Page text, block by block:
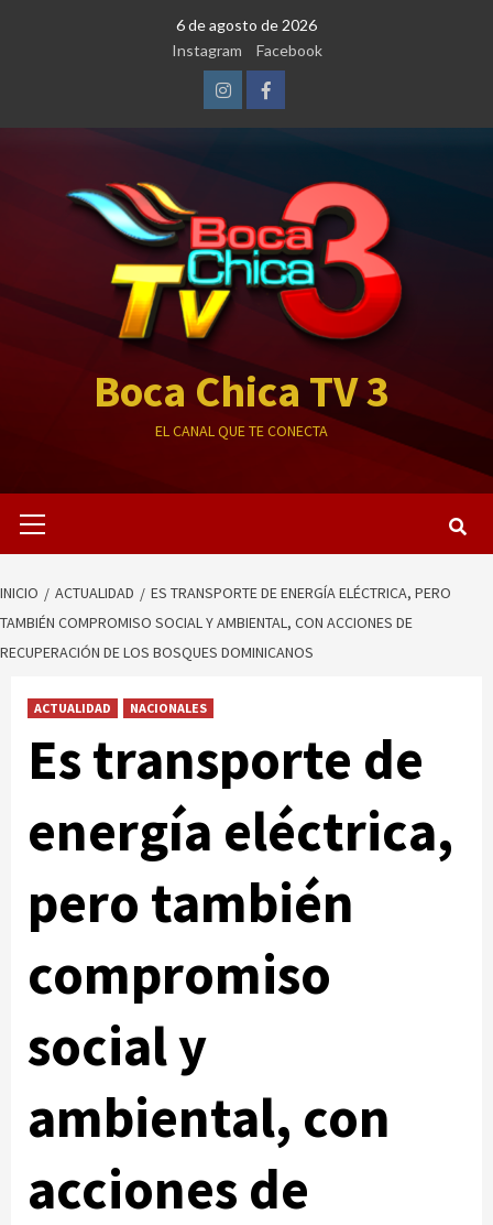
6 de agosto de 2026
Instagram
Facebook
InstagramFacebook
Boca Chica TV 3
EL CANAL QUE TE CONECTA
primario
INICIO ACTUALIDAD
ES TRANSPORTE DE ENERGÍA ELÉCTRICA, PERO
TAMBIÉN COMPROMISO SOCIAL Y AMBIENTAL, CON ACCIONES DE
RECUPERACIÓN DE LOS BOSQUES DOMINICANOS
ACTUALIDAD NACIONALES
Es transporte de
energía eléctrica,
pero también
compromiso
social y
ambiental, con
acciones de